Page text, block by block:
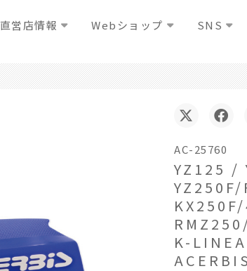
直営店情報 Webショップ SNS
AC-25760
YZ125 /
K-